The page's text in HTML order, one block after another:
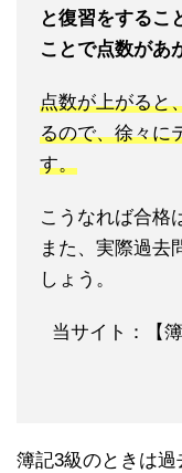
と復習をするこ
ことで点数があ
点数が上がると
るので、徐々に
す。
こうなれば合格
また、実際過去
しょう。
当サイト：【
簿記3級のときは